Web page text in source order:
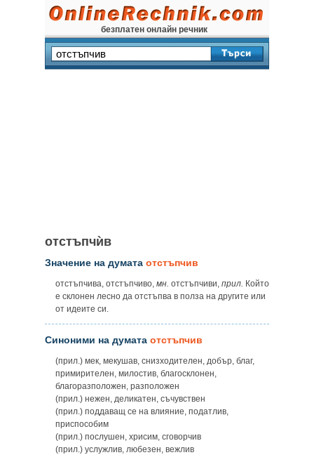
безплатен онлайн речник
отстъпчѝв
Значение на думата отстъпчив
отстъпчива, отстъпчиво, мн. отстъпчиви, прил. Който
е склонен лесно да отстъпва в полза на другите или
от идеите си.
Синоними на думата отстъпчив
(прил.) мек, мекушав, снизходителен, добър, благ,
примирителен, милостив, благосклонен,
благоразположен, разположен
(прил.) нежен, деликатен, съчувствен
(прил.) поддаващ се на влияние, податлив,
приспособим
(прил.) послушен, хрисим, сговорчив
(прил.) услужлив, любезен, вежлив